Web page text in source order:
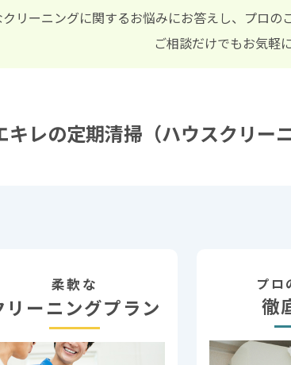
リーニングに関するお悩みにお答えし、プロの
ご相談だけでもお気軽
キレの定期清掃（ハウスクリー
柔軟な
リーニングプラン
プロ
徹